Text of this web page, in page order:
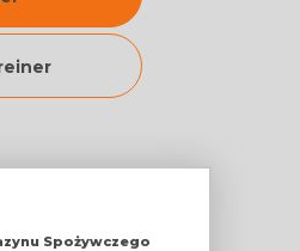
Spożywczego